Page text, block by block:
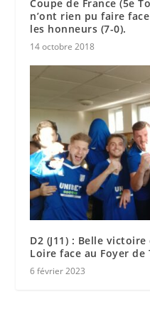
Coupe de France (5e
n’ont rien pu faire
les honneurs (7-0).
14 octobre 2018
D2 (J11) : Belle
Loire face au Foyer de
6 février 2023